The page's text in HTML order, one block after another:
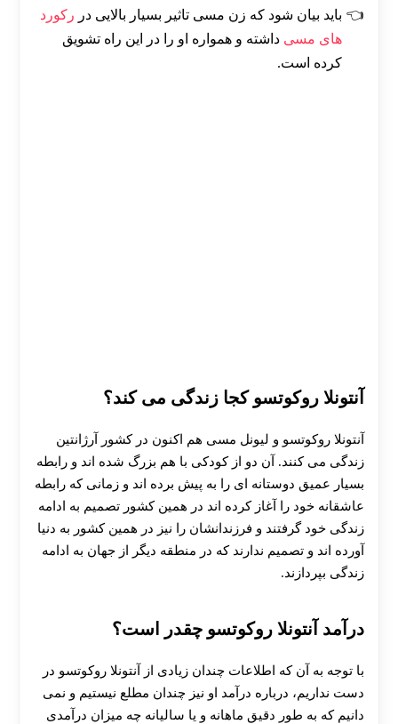
باید بیان شود که زن مسی تاثیر بسیار بالایی در رکورد
های مسی داشته و همواره او را در این راه تشویق
کرده است.
آنتونلا روکوتسو کجا زندگی می کند؟
آنتونلا روکوتسو و لیونل مسی هم اکنون در کشور آرژانتین
زندگی می کنند. آن دو از کودکی با هم بزرگ شده اند و رابطه
بسیار عمیق دوستانه‌ ای را به پیش برده اند و زمانی که رابطه
عاشقانه خود را آغاز کرده اند در همین کشور تصمیم به ادامه
زندگی خود گرفتند و فرزندانشان را نیز در همین کشور به دنیا
آورده اند و تصمیم ندارند که در منطقه دیگر از جهان به ادامه
زندگی بپردازند.
درآمد آنتونلا روکوتسو چقدر است؟
با توجه به آن که اطلاعات چندان زیادی از آنتونلا روکوتسو در
دست نداریم، درباره درآمد او نیز چندان مطلع نیستیم و نمی
دانیم که به طور دقیق ماهانه و یا سالیانه چه میزان درآمدی